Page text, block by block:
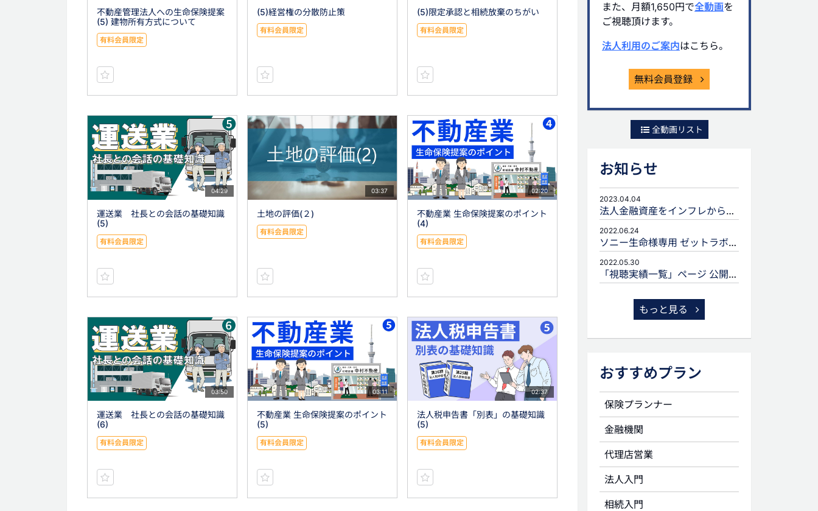
不動産管理法人への生命保険提案
(5) 建物所有方式について
有料会員限定
(5)経営権の分散防止策
有料会員限定
(5)限定承認と相続放棄のちがい
有料会員限定
04:29
運送業 社長との会話の基礎知識
(5)
有料会員限定
03:37
土地の評価(２)
有料会員限定
02:20
不動産業 生命保険提案のポイント
(4)
有料会員限定
03:50
運送業 社長との会話の基礎知識
(6)
有料会員限定
03:11
不動産業 生命保険提案のポイント
(5)
有料会員限定
02:37
法人税申告書「別表」の基礎知識
(5)
有料会員限定
また、月額1,650円で全動画を
ご視聴頂けます。
法人利用のご案内はこちら。
無料会員登録
全動画リスト
お知らせ
2023.04.04
法人金融資産をインフレから守るための生命保険活用
2022.06.24
ソニー生命様専用 ゼットラボforLIFEPLANNERのご案内
2022.05.30
「視聴実績一覧」ページ 公開のお知らせ
もっと見る
おすすめプラン
保険プランナー
金融機関
代理店営業
法人入門
相続入門